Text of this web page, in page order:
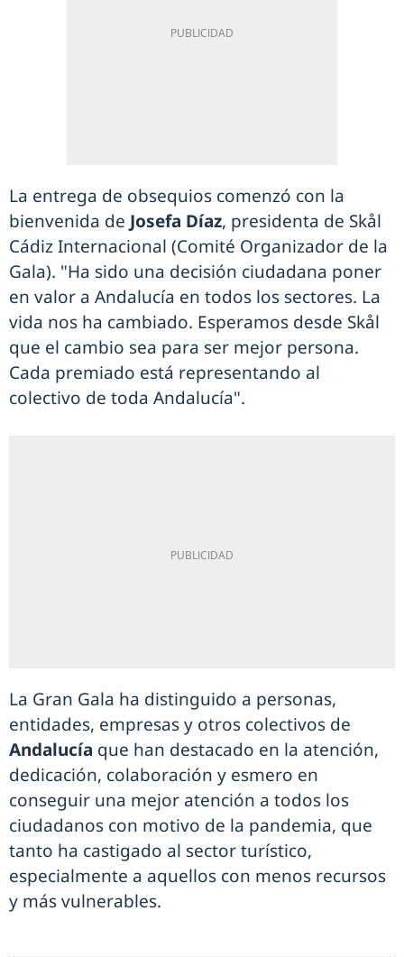
La entrega de obsequios comenzó con la
bienvenida de Josefa Díaz, presidenta de Skål
Cádiz Internacional (Comité Organizador de la
Gala). "Ha sido una decisión ciudadana poner
en valor a Andalucía en todos los sectores. La
vida nos ha cambiado. Esperamos desde Skål
que el cambio sea para ser mejor persona.
Cada premiado está representando al
colectivo de toda Andalucía".
La Gran Gala ha distinguido a personas,
entidades, empresas y otros colectivos de
Andalucía que han destacado en la atención,
dedicación, colaboración y esmero en
conseguir una mejor atención a todos los
ciudadanos con motivo de la pandemia, que
tanto ha castigado al sector turístico,
especialmente a aquellos con menos recursos
y más vulnerables.